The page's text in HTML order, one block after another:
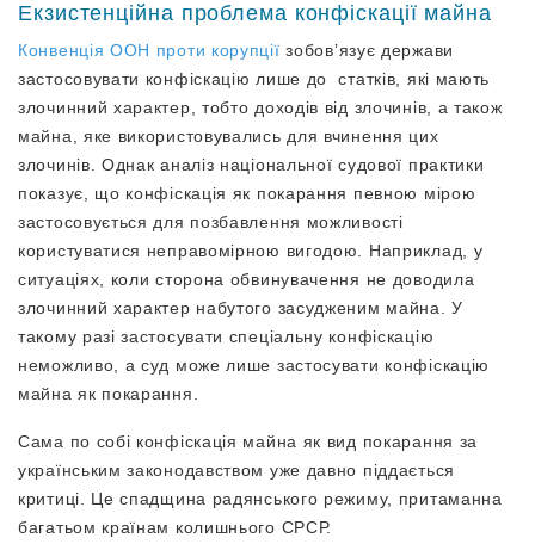
Екзистенційна проблема конфіскації майна
Конвенція ООН проти корупції зобовʼязує держави
застосовувати конфіскацію лише до статків, які мають
злочинний характер, тобто доходів від злочинів, а також
майна, яке використовувались для вчинення цих
злочинів. Однак аналіз національної судової практики
показує, що конфіскація як покарання певною мірою
застосовується для позбавлення можливості
користуватися неправомірною вигодою. Наприклад, у
ситуаціях, коли сторона обвинувачення не доводила
злочинний характер набутого засудженим майна. У
такому разі застосувати спеціальну конфіскацію
неможливо, а суд може лише застосувати конфіскацію
майна як покарання.
Сама по собі конфіскація майна як вид покарання за
українським законодавством уже давно піддається
критиці. Це спадщина радянського режиму, притаманна
багатьом країнам колишнього СРСР.